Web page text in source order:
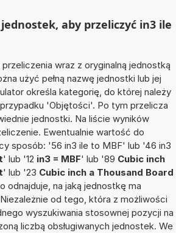
aby przeliczyć in3 ile
wraz z oryginalną jednostką
użyć pełną nazwę jednostki lub jej
określa kategorię, do której należy
'Objętości'. Po tym przelicza
jednostki. Na liście wyników
Ewentualnie wartość do
sposób: '56 in3 ile to MBF' lub '46 in3
' lub '12 in3 = MBF' lub '89 Cubic inch
' lub '23 Cubic inch a Thousand Board
odnajduje, na jaką jednostkę ma
od tego, która z możliwości
wyszukiwania stosownej pozycji na
liczbą obsługiwanych jednostek. We